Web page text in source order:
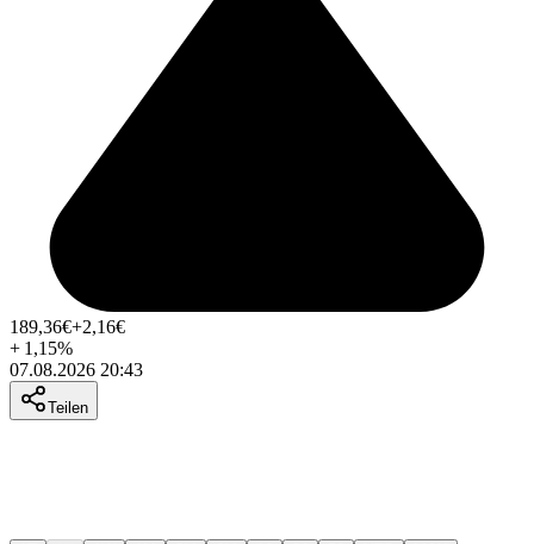
189,36€+2,16€
+ 1,15%
07.08.2026 20:43
Teilen